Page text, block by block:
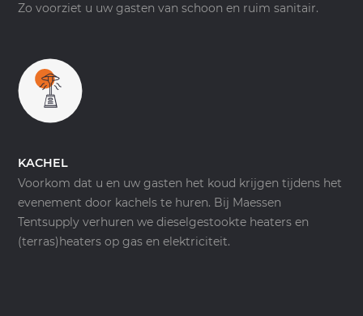
Zo voorziet u uw gasten van schoon en ruim sanitair.
KACHEL
Voorkom dat u en uw gasten het koud krijgen tijdens het
evenement door kachels te huren. Bij Maessen
Tentsupply verhuren we dieselgestookte heaters en
(terras)heaters op gas en elektriciteit.